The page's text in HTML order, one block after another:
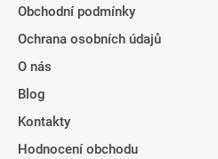
Obchodní podmínky
Ochrana osobních údajů
O nás
Blog
Kontakty
Hodnocení obchodu